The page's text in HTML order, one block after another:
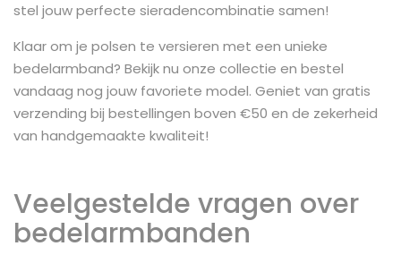
stel jouw perfecte sieradencombinatie samen!
Klaar om je polsen te versieren met een unieke
bedelarmband? Bekijk nu onze collectie en bestel
vandaag nog jouw favoriete model. Geniet van gratis
verzending bij bestellingen boven €50 en de zekerheid
van handgemaakte kwaliteit!
Veelgestelde vragen over
bedelarmbanden